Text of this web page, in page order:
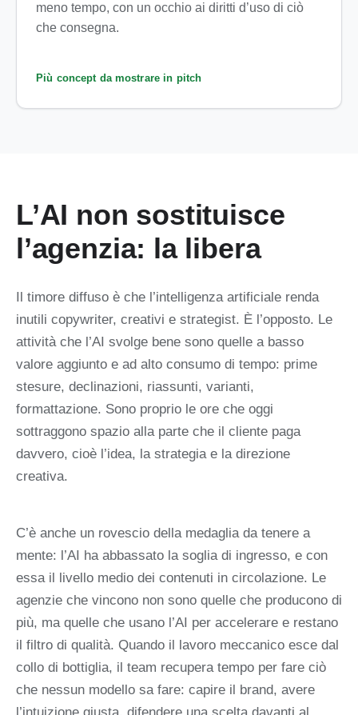
meno tempo, con un occhio ai diritti d’uso di ciò
che consegna.
Più concept da mostrare in pitch
L’AI non sostituisce
l’agenzia: la libera
Il timore diffuso è che l’intelligenza artificiale renda
inutili copywriter, creativi e strategist. È l’opposto. Le
attività che l’AI svolge bene sono quelle a basso
valore aggiunto e ad alto consumo di tempo: prime
stesure, declinazioni, riassunti, varianti,
formattazione. Sono proprio le ore che oggi
sottraggono spazio alla parte che il cliente paga
davvero, cioè l’idea, la strategia e la direzione
creativa.
C’è anche un rovescio della medaglia da tenere a
mente: l’AI ha abbassato la soglia di ingresso, e con
essa il livello medio dei contenuti in circolazione. Le
agenzie che vincono non sono quelle che producono di
più, ma quelle che usano l’AI per accelerare e restano
il filtro di qualità. Quando il lavoro meccanico esce dal
collo di bottiglia, il team recupera tempo per fare ciò
che nessun modello sa fare: capire il brand, avere
l’intuizione giusta, difendere una scelta davanti al